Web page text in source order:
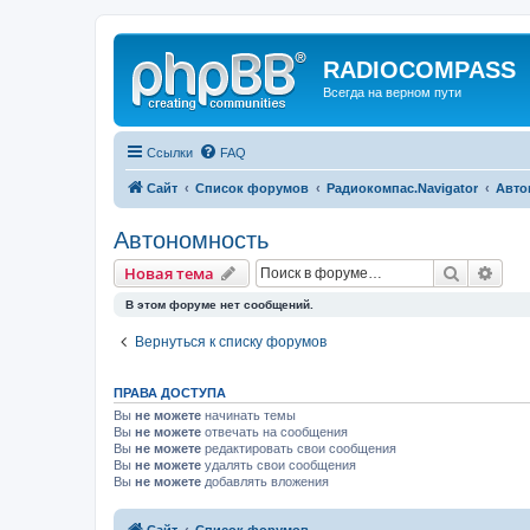
RADIOCOMPASS
Всегда на верном пути
Ссылки FAQ
Сайт Список форумов Радиокомпас.Navigator
Автономность
Новая тема Поиск
В этом форуме нет сообщений.
Вернуться к списку форумов
ПРАВА ДОСТУПА
Вы не можете начинать темы
Вы не можете отвечать на сообщения
Вы не можете редактировать свои сообщения
Вы не можете удалять свои сообщения
Вы не можете добавлять вложения